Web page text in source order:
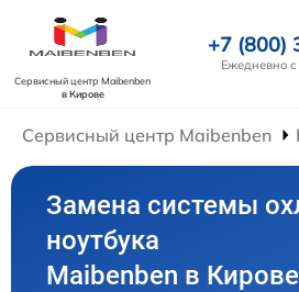
Сервисный центр Maibenben
в Кирове
+7 (800)
Ежедневно
Сервисный центр Maibenben
Замена системы
ноутбука
Maibenben в Кирове